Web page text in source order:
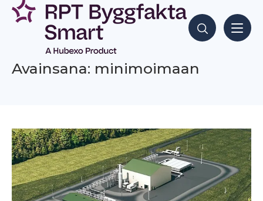
Siirry
sisältöön
Hae sisältöjä
Avainsana: minimoimaan